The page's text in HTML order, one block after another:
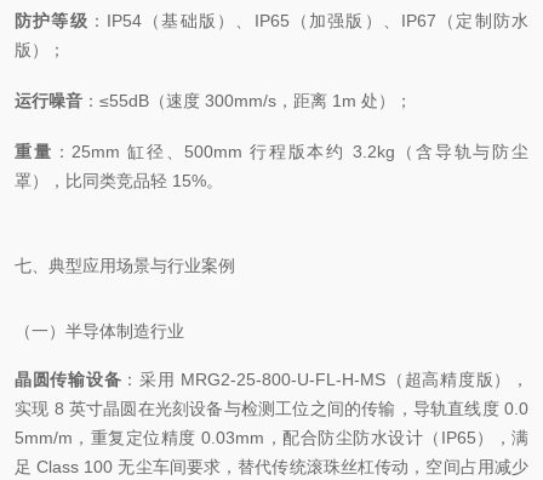
防护等级 ：IP54（基础版）、IP65（加强版）、IP67（定制防水
版）；
运行噪音 ：≤55dB（速度 300mm/s，距离 1m 处）；
重量 ：25mm 缸径、500mm 行程版本约 3.2kg（含导轨与防尘
罩），比同类竞品轻 15%。
七、典型应用场景与行业案例
（一）半导体制造行业
晶圆传输设备 ：采用 MRG2-25-800-U-FL-H-MS（超高精度版），
实现 8 英寸晶圆在光刻设备与检测工位之间的传输，导轨直线度 0.0
5mm/m，重复定位精度 0.03mm，配合防尘防水设计（IP65），满
足 Class 100 无尘车间要求，替代传统滚珠丝杠传动，空间占用减少